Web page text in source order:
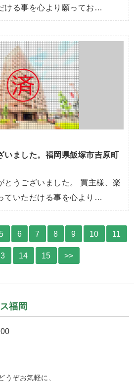
ける事を心より願ってお…
いました。福岡県飯塚市吉原町
とうございました。 買主様、楽
ていただける事を心より…
6 7 8 9 10 11
14 15 >>
福岡
うぞお気軽に、